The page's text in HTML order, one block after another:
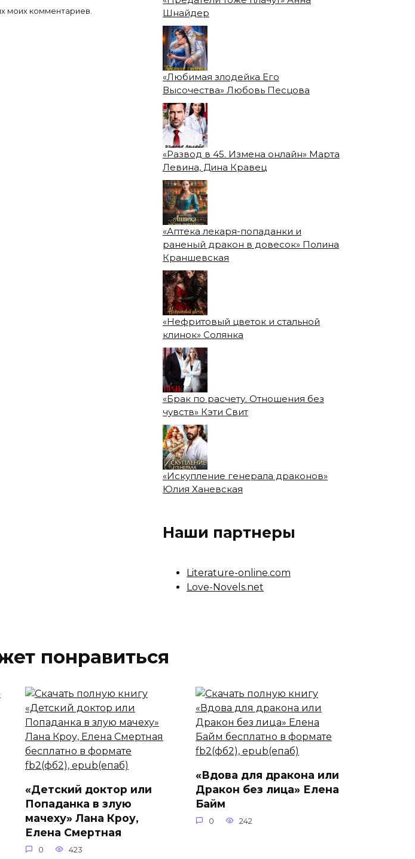
моих комментариев.
Шнайдер
«Любимая злодейка Его
Высочества» Любовь Песцова
«Развод в 45. Измена онлайн» Марта
Левина, Дина Кравец
«Аптека лекаря-попаданки и
раненый дракон в довесок» Полина
Краншевская
«Нефритовый цветок и стальной
клинок» Солянка
«Брак по расчету. Отношения без
чувств» Кэти Свит
«Искупление генерала драконов»
Юлия Ханевская
Наши партнеры
Literature-online.com
Love-Novels.net
понравиться
«Детский доктор или
Попаданка в злую
мачеху» Лана Кроу,
Елена Смертная
0 423
«Вдова для дракона или
Дракон без лица» Елена
Байм
0 242